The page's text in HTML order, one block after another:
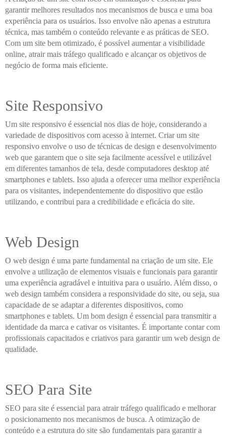
garantir melhores resultados nos mecanismos de busca e uma boa
experiência para os usuários. Isso envolve não apenas a estrutura
técnica, mas também o conteúdo relevante e as práticas de SEO.
Com um site bem otimizado, é possível aumentar a visibilidade
online, atrair mais tráfego qualificado e alcançar os objetivos de
negócio de forma mais eficiente.
Site Responsivo
Um site responsivo é essencial nos dias de hoje, considerando a
variedade de dispositivos com acesso à internet. Criar um site
responsivo envolve o uso de técnicas de design e desenvolvimento
web que garantem que o site seja facilmente acessível e utilizável
em diferentes tamanhos de tela, desde computadores desktop até
smartphones e tablets. Isso ajuda a oferecer uma melhor experiência
para os visitantes, independentemente do dispositivo que estão
utilizando, e contribui para a credibilidade e eficácia do site.
Web Design
O web design é uma parte fundamental na criação de um site. Ele
envolve a utilização de elementos visuais e funcionais para garantir
uma experiência agradável e intuitiva para o usuário. Além disso, o
web design também considera a responsividade do site, ou seja, sua
capacidade de se adaptar a diferentes dispositivos, como
smartphones e tablets. Um bom design é essencial para transmitir a
identidade da marca e cativar os visitantes. É importante contar com
profissionais capacitados e criativos para garantir um web design de
qualidade.
SEO Para Site
SEO para site é essencial para atrair tráfego qualificado e melhorar
o posicionamento nos mecanismos de busca. A otimização de
conteúdo e a estrutura do site são fundamentais para garantir a